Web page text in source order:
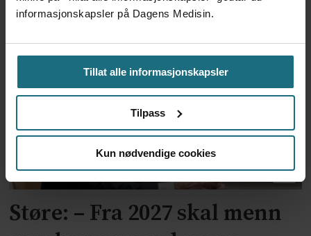
informasjonskapsler på Dagens Medisin.
Tillat alle informasjonskapsler
Tilpass
Kun nødvendige cookies
Uetisk
Støre: – Fra 2027 skal menn